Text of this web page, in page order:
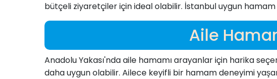
bütçeli ziyaretçiler için ideal olabilir. İstanbul uygun hamam
Aile
Anadolu Yakası'nda aile hamamı arayanlar için harika
daha uygun olabilir. Ailece keyifli bir hamam deneyimi